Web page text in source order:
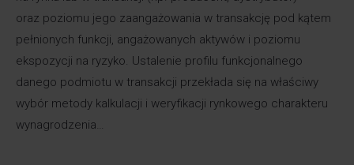
oraz poziomu jego zaangażowania w transakcję pod kątem
pełnionych funkcji, angażowanych aktywów i poziomu
ekspozycji na ryzyko. Ustalenie profilu funkcjonalnego
danego podmiotu w transakcji przekłada się na właściwy
wybór metody kalkulacji i weryfikacji rynkowego charakteru
wynagrodzenia…